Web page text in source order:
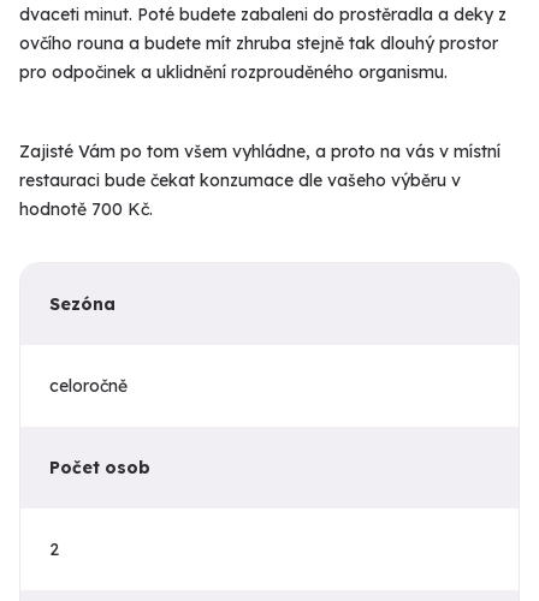
dvaceti minut. Poté budete zabaleni do prostěradla a deky z
ovčího rouna a budete mít zhruba stejně tak dlouhý prostor
pro odpočinek a uklidnění rozprouděného organismu.
Zajisté Vám po tom všem vyhládne, a proto na vás v místní
restauraci bude čekat konzumace dle vašeho výběru v
hodnotě 700 Kč.
Sezóna
celoročně
Počet osob
2